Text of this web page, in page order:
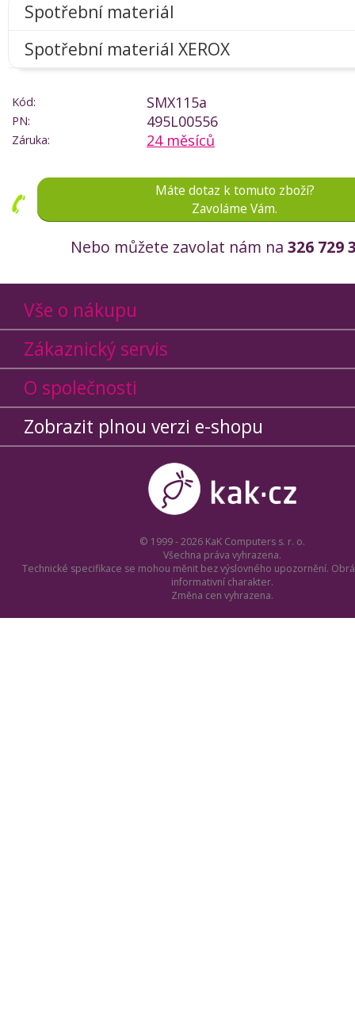
Spotřební materiál
Spotřební materiál XEROX
Kód: SMX115a
PN: 495L00556
Záruka: 24 měsíců
Máte dotaz k tomuto zboží?
Zavoláme Vám.
Nebo můžete zavolat nám na 326 729
Vše o nákupu
Zákaznický servis
O společnosti
Zobrazit plnou verzi e-shopu
© 1999 - 2026 KaK Computers s. r. o.
Všechna práva vyhrazena.
Technické specifikace se mohou měnit bez výslovného upozornění.
informativní charakter.
Změna cen vyhrazena.